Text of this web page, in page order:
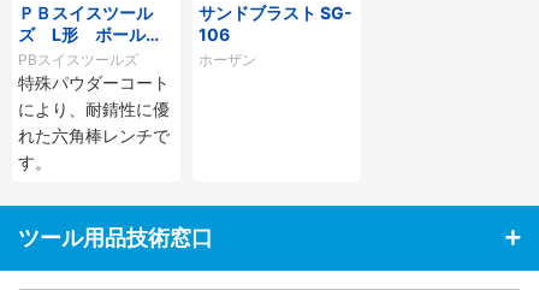
ＰＢスイスツール
ズ L形 ボール付
ロング六角棒レンチ
セット（レインボ
ー）
PBスイスツールズ
特殊パウダーコート
により、耐錆性に優
れた六角棒レンチで
す。
サンドブラスト SG-
106
ホーザン
ツール用品技術窓口